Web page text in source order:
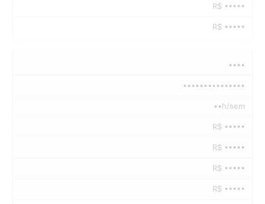
R$ •••••
R$ •••••
••••
•••••••••••••••
••h/sem
R$ •••••
R$ •••••
R$ •••••
R$ •••••